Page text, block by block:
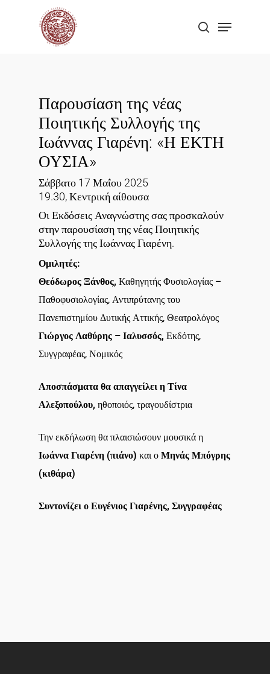
search
Menu
Παρουσίαση της νέας
Ποιητικής Συλλογής της
Ιωάννας Γιαρένη: «Η ΕΚΤΗ
ΟΥΣΙΑ»
Σάββατο 17 Μαΐου 2025
19.30, Κεντρική αίθουσα
Οι Εκδόσεις Αναγνώστης σας προσκαλούν
στην παρουσίαση της νέας Ποιητικής
Συλλογής της Ιωάννας Γιαρένη.
Ομιλητές:
Θεόδωρος Ξάνθος, Καθηγητής Φυσιολογίας –
Παθοφυσιολογίας, Αντιπρύτανης του
Πανεπιστημίου Δυτικής Αττικής, Θεατρολόγος
Γιώργος Λαθύρης – Ιαλυσσός, Εκδότης,
Συγγραφέας, Νομικός
Αποσπάσματα θα απαγγείλει η Τίνα
Αλεξοπούλου, ηθοποιός, τραγουδίστρια
Την εκδήλωση θα πλαισιώσουν μουσικά η
Ιωάννα Γιαρένη (πιάνο) και ο Μηνάς Μπόγρης
(κιθάρα)
Συντονίζει ο Ευγένιος Γιαρένης, Συγγραφέας